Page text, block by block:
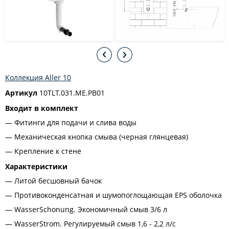
Коллекция Aller 10
Артикул 10TLT.031.ME.PB01
Входит в комплект
Фитинги для подачи и слива воды
Механическая кнопка смыва (черная глянцевая)
Крепление к стене
Характеристики
Литой бесшовный бачок
Противоконденсатная и шумопоглощающая EPS оболочка
WasserSchonung. Экономичный смыв 3/6 л
WasserStrom. Регулируемый смыв 1,6 - 2,2 л/с